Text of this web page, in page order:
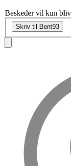
Beskeder vil kun
Skriv til Bent93